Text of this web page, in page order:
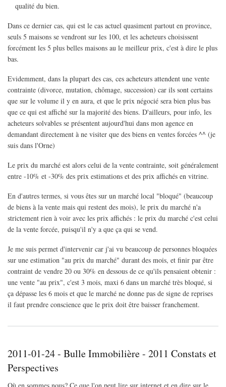
qualité du bien.
Dans ce dernier cas, qui est le cas actuel quasiment partout en province,
seuls 5 maisons se vendront sur les 100, et les acheteurs choisissent
forcément les 5 plus belles maisons au le meilleur prix, c'est à dire le plus
bas.
Evidemment, dans la plupart des cas, ces acheteurs attendent une vente
contrainte (divorce, mutation, chômage, succession) car ils sont certains
que sur le volume il y en aura, et que le prix négocié sera bien plus bas
que ce qui est affiché sur la majorité des biens. D'ailleurs, pour info, les
acheteurs solvables se présentent aujourd'hui dans mon agence en
demandant directement à ne visiter que des biens en ventes forcées ^^ (je
suis dans l'Orne)
Le prix du marché est alors celui de la vente contrainte, soit généralement
entre -10% et -30% des prix estimations et des prix affichés en vitrine.
En d'autres termes, si vous êtes sur un marché local "bloqué" (beaucoup
de biens à la vente mais qui restent des mois), le prix du marché n'a
strictement rien à voir avec les prix affichés : le prix du marché c'est celui
de la vente forcée, puisqu'il n'y a que ça qui se vend.
Je me suis permet d'intervenir car j'ai vu beaucoup de personnes bloquées
sur une estimation "au prix du marché" durant des mois, et finir par être
contraint de vendre 20 ou 30% en dessous de ce qu'ils pensaient obtenir :
une vente "au prix", c'est 3 mois, maxi 6 dans un marché très bloqué, si
ça dépasse les 6 mois et que le marché ne donne pas de signe de reprises
il faut prendre conscience que le prix doit être baisser franchement.
2011-01-24 - Bulle Immobilière - 2011 Constats et
Perspectives